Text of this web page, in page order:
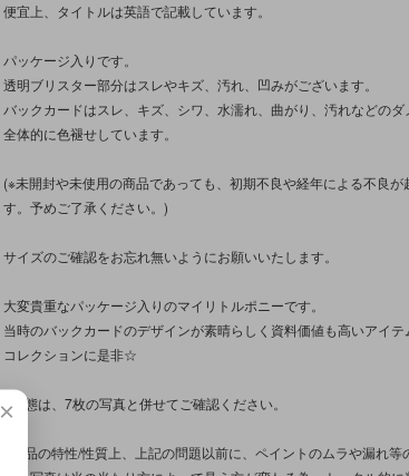
便宜上、タイトルは英語で記載しています。
パッケージ入りです。
透明ブリスター部分はスレやキズ、汚れ、凹みがございます。
バックカードはスレ、キズ、シワ、水濡れ、曲がり、汚れなどのダ
全体的に色褪せしています。
(※未開封や未使用の商品であっても、初期不良や経年による不良が
す。予めご了承ください。)
サイズのご確認をお忘れ無いようにお願いいたします。
大変貴重なパッケージ入りのマイリトルポニーです。
当時のバックカードのデザインが素晴らしく資料価値も高いアイテ
コレクションに是非☆
※状態は、7枚の写真と併せてご確認ください。
※商品の特性/性質上、上記の問題以前に、ペイントのムラや漏れ等
×